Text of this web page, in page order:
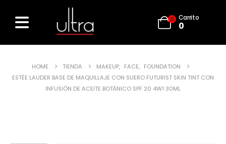
0 Carrito
0
HOME TIENDA MAKEUP, FACE, FOUNDATION
ESTÉE LAUDER BASE DE MAQUILLAJE CON SUERO FUTURIST SKIN TINT CON
INFUSIÓN DE ACEITE BOTÁNICO SPF 20 4W1 30ML